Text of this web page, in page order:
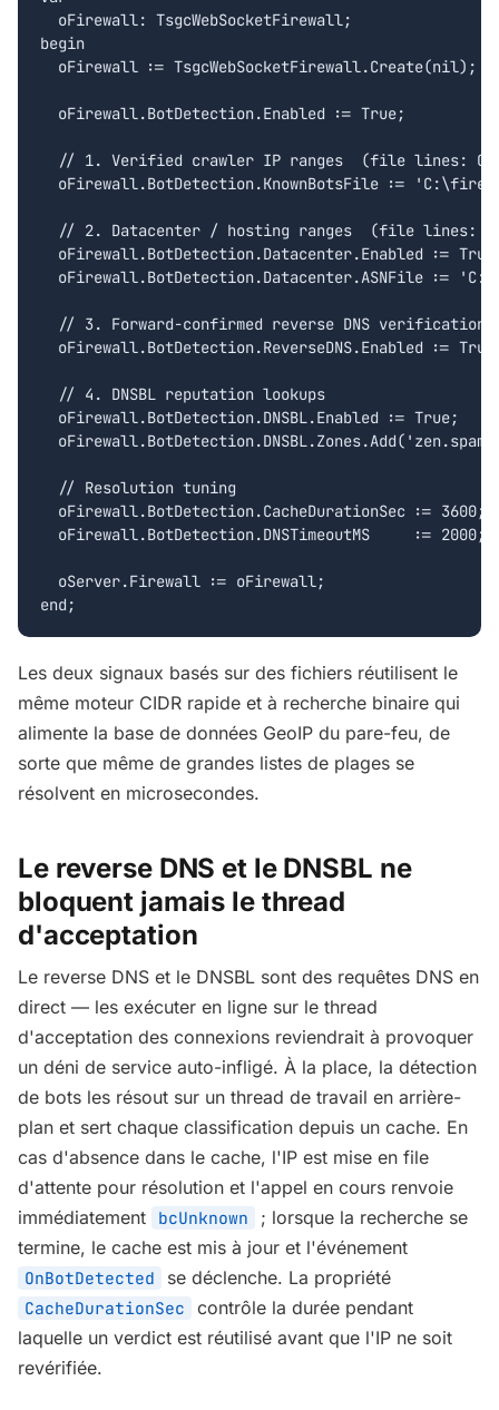
  oFirewall: TsgcWebSocketFirewall;
begin
  oFirewall := TsgcWebSocketFirewall.Create(nil);
  oFirewall.BotDetection.Enabled := True;
// 1. Verified crawler IP ranges  (file lines:
oFirewall.BotDetection.KnownBotsFile :=
// 2. Datacenter / hosting ranges  (file lines:
oFirewall.BotDetection.Datacenter.Enabled :=
oFirewall.BotDetection.Datacenter.ASNFile :=
  // 3. Forward-confirmed reverse DNS verification
oFirewall.BotDetection.ReverseDNS.Enabled :=
  // 4. DNSBL reputation lookups
  oFirewall.BotDetection.DNSBL.Enabled := True;
  // Resolution tuning
oFirewall.BotDetection.CacheDurationSec := 3600;
  oFirewall.BotDetection.DNSTimeoutMS     := 2000;
  oServer.Firewall := oFirewall;
end;
Les deux signaux basés sur des fichiers réutilisent le
même moteur CIDR rapide et à recherche binaire qui
alimente la base de données GeoIP du pare-feu, de
sorte que même de grandes listes de plages se
résolvent en microsecondes.
Le reverse DNS et le DNSBL ne
bloquent jamais le thread
d'acceptation
Le reverse DNS et le DNSBL sont des requêtes DNS en
direct — les exécuter en ligne sur le thread
d'acceptation des connexions reviendrait à provoquer
un déni de service auto-infligé. À la place, la détection
de bots les résout sur un thread de travail en arrière-
plan et sert chaque classification depuis un cache. En
cas d'absence dans le cache, l'IP est mise en file
d'attente pour résolution et l'appel en cours renvoie
immédiatement
bcUnknown
; lorsque la recherche se
termine, le cache est mis à jour et l'événement
OnBotDetected se déclenche. La propriété
CacheDurationSec
contrôle la durée pendant
laquelle un verdict est réutilisé avant que l'IP ne soit
revérifiée.